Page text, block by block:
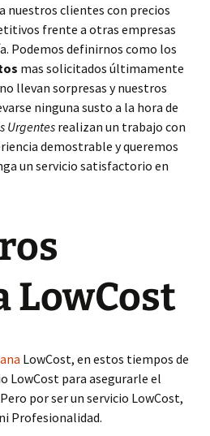
nuestros clientes con precios
frente a otras empresas
Podemos definirnos como los
mas solicitados últimamente
llevan sorpresas y nuestros
ninguna susto a la hora de
Urgentes realizan un trabajo con
demostrable y queremos
un servicio satisfactorio en
LowCost
LowCost, en estos tiempos de
LowCost para asegurarle el
por ser un servicio LowCost,
Profesionalidad.